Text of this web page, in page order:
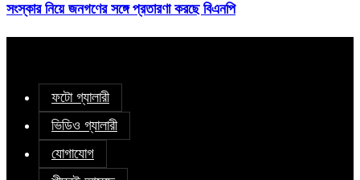
সংস্কার নিয়ে জনগণের সঙ্গে প্রতারণা করছে বিএনপি
ফটো গ্যালারী
ভিডিও গ্যালারী
যোগাযোগ